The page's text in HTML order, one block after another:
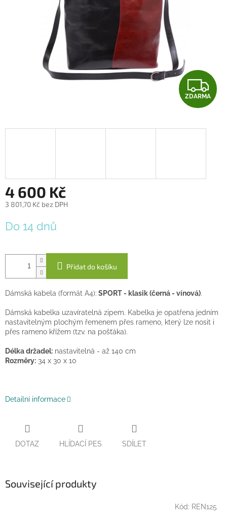
Z
D
ZDARMA
4 600 Kč
3 801,70 Kč bez DPH
cena:
Do 14 dnů
Přidat do košíku
Dámská kabela (formát A4): SPORT - klasik (černá - vínová).
Dámská kabelka uzavíratelná zipem. Kabelka je opatřena jedním
nastavitelným plochým řemenem přes rameno, který lze nosit i
přes rameno křížem (tzv. na pošťáka).
Délka držadel: nastavitelná - až 140 cm
Rozměry: 34 x 30 x 10
Detailní informace
DOTAZ HLÍDACÍ PES SDÍLET
Související produkty
Kód: REN125